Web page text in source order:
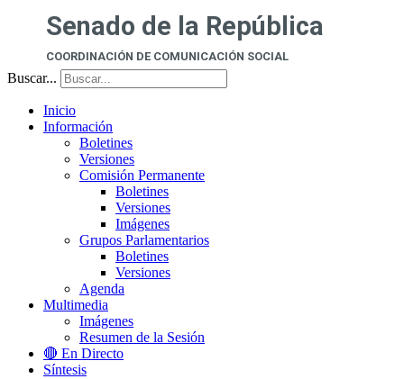
Senado de la República
COORDINACIÓN DE COMUNICACIÓN SOCIAL
Buscar...
Inicio
Información
Boletines
Versiones
Comisión Permanente
Boletines
Versiones
Imágenes
Grupos Parlamentarios
Boletines
Versiones
Agenda
Multimedia
Imágenes
Resumen de la Sesión
🔴 En Directo
Síntesis